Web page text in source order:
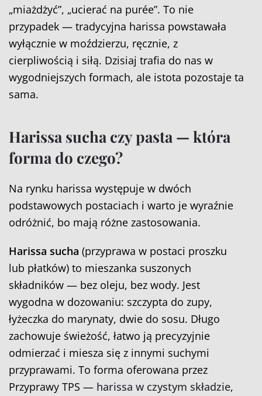
„miażdżyć”, „ucierać na purée”. To nie
przypadek — tradycyjna harissa powstawała
wyłącznie w moździerzu, ręcznie, z
cierpliwością i siłą. Dzisiaj trafia do nas w
wygodniejszych formach, ale istota pozostaje ta
sama.
Harissa sucha czy pasta — która
forma do czego?
Na rynku harissa występuje w dwóch
podstawowych postaciach i warto je wyraźnie
odróżnić, bo mają różne zastosowania.
Harissa sucha (przyprawa w postaci proszku
lub płatków) to mieszanka suszonych
składników — bez oleju, bez wody. Jest
wygodna w dozowaniu: szczypta do zupy,
łyżeczka do marynaty, dwie do sosu. Długo
zachowuje świeżość, łatwo ją precyzyjnie
odmierzać i miesza się z innymi suchymi
przyprawami. To forma oferowana przez
Przyprawy TPS — harissa w czystym składzie,